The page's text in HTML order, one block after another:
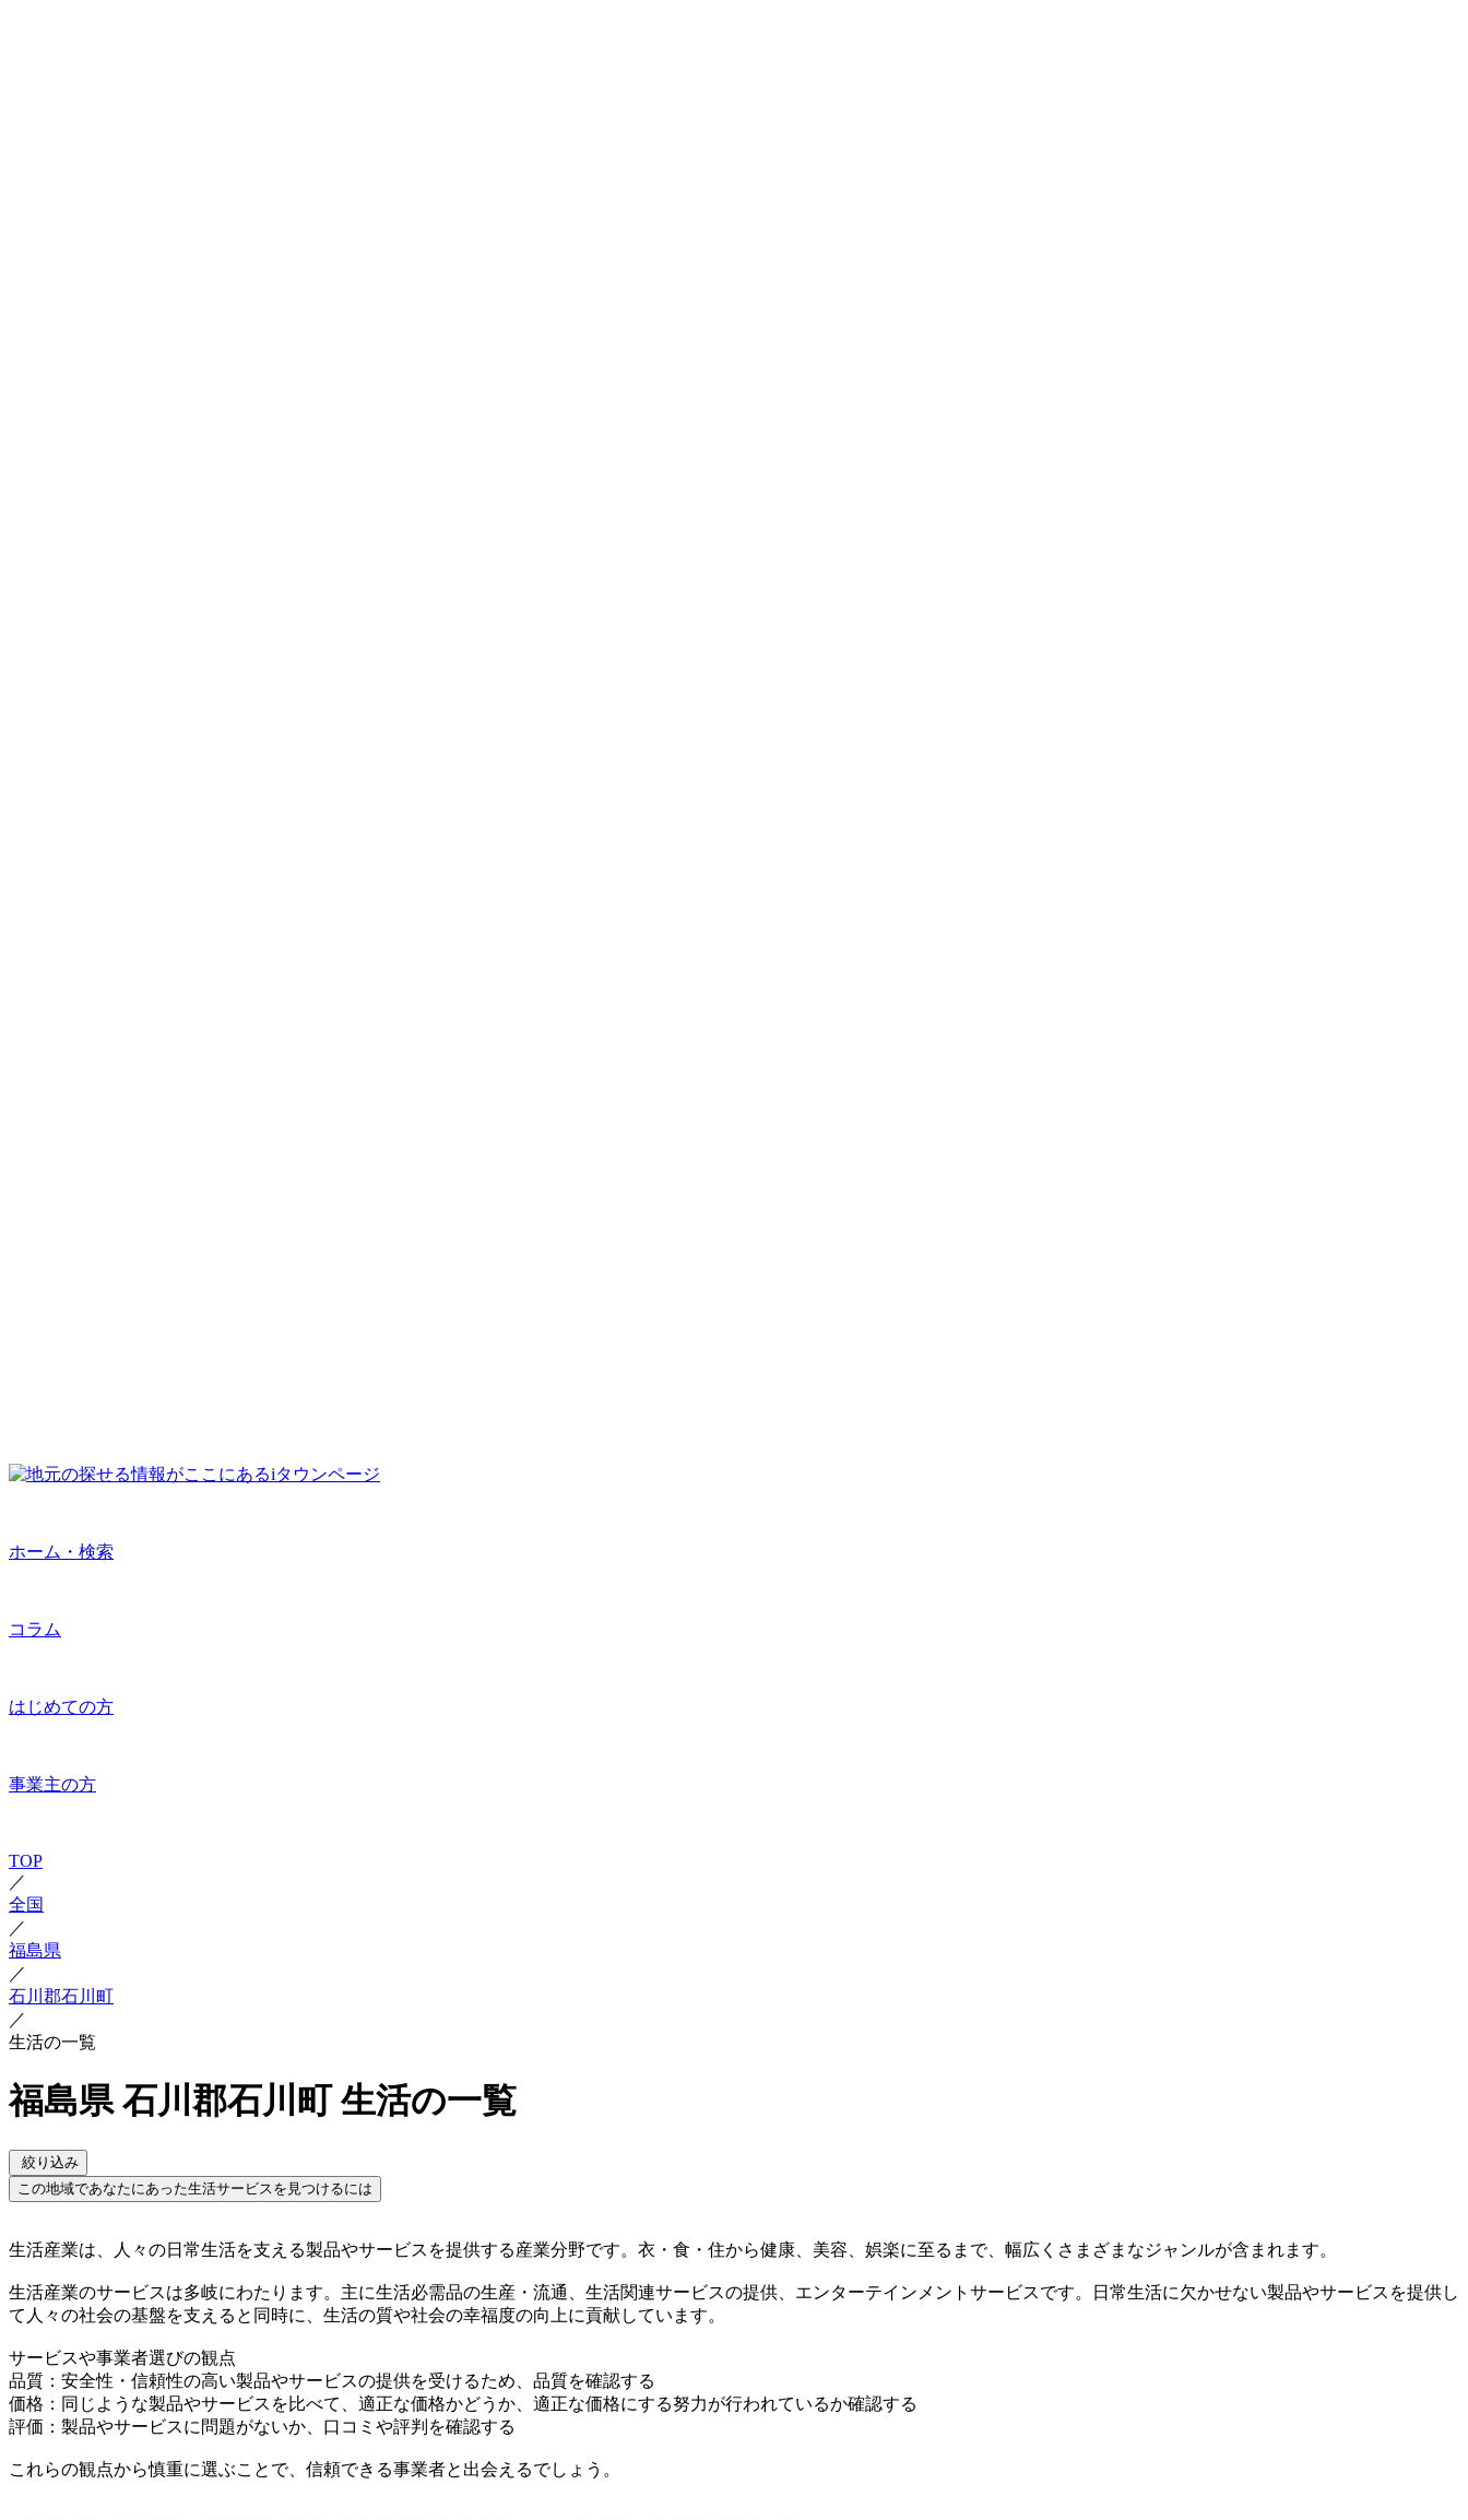
ホーム・検索
コラム
はじめての方
事業主の方
TOP
／
全国
／
福島県
／
石川郡石川町
／
生活の一覧
福島県 石川郡石川町 生活の一覧
絞り込み
この地域であなたにあった生活サービスを見つけるには
生活産業は、人々の日常生活を支える製品やサービスを提供する産業分野です。衣・食・住から健康、美容、娯楽に至るまで、幅広くさまざまなジャンルが含まれます。
生活産業のサービスは多岐にわたります。主に生活必需品の生産・流通、生活関連サービスの提供、エンターテインメントサービスです。日常生活に欠かせない製品やサービスを提供し
て人々の社会の基盤を支えると同時に、生活の質や社会の幸福度の向上に貢献しています。
サービスや事業者選びの観点
品質：安全性・信頼性の高い製品やサービスの提供を受けるため、品質を確認する
価格：同じような製品やサービスを比べて、適正な価格かどうか、適正な価格にする努力が行われているか確認する
評価：製品やサービスに問題がないか、口コミや評判を確認する
これらの観点から慎重に選ぶことで、信頼できる事業者と出会えるでしょう。